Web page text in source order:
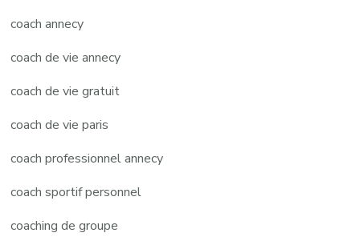
coach annecy
coach de vie annecy
coach de vie gratuit
coach de vie paris
coach professionnel annecy
coach sportif personnel
coaching de groupe